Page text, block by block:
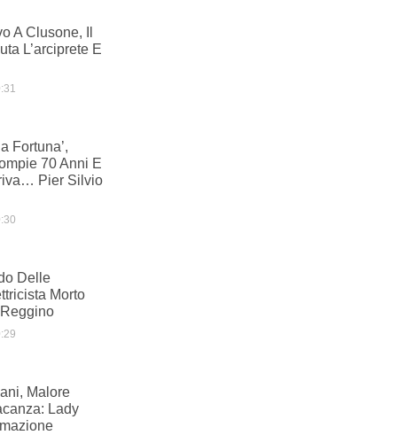
A Clusone, Il
L’arciprete E
Fortuna’,
70 Anni E
Pier Silvio
Delle
Morto
Malore
Lady